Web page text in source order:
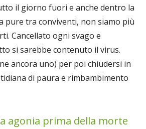
il giorno fuori e anche dentro la
pure tra conviventi, non siamo più
Cancellato ogni svago e
si sarebbe contenuto il virus.
ancora uno) per poi chiudersi in
di paura e rimbambimento
agonia prima della morte